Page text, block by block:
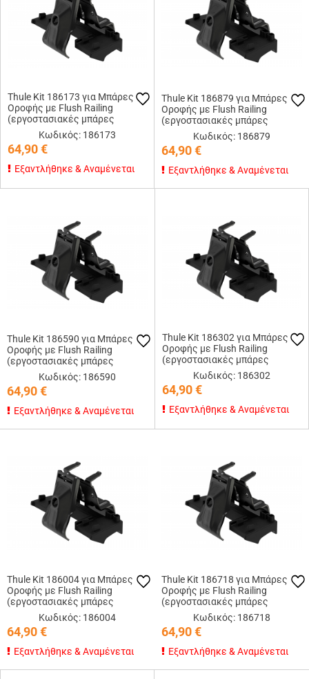
Thule Kit 186173 για Μπάρες
Οροφής με Flush Railing
(εργοστασιακές μπάρες
εφαπτόμενες στην οροφή)
Κωδικός: 186173
64,90€
Εξαντλήθηκε & Αναμένεται
Thule Kit 186879 για Μπάρες
Οροφής με Flush Railing
(εργοστασιακές μπάρες
εφαπτόμενες στην οροφή)
Κωδικός: 186879
64,90€
Εξαντλήθηκε & Αναμένεται
Thule Kit 186590 για Μπάρες
Οροφής με Flush Railing
(εργοστασιακές μπάρες
εφαπτόμενες στην οροφή)
Κωδικός: 186590
64,90€
Εξαντλήθηκε & Αναμένεται
Thule Kit 186302 για Μπάρες
Οροφής με Flush Railing
(εργοστασιακές μπάρες
εφαπτόμενες στην οροφή)
Κωδικός: 186302
64,90€
Εξαντλήθηκε & Αναμένεται
Thule Kit 186004 για Μπάρες
Οροφής με Flush Railing
(εργοστασιακές μπάρες
εφαπτόμενες στην οροφή)
Κωδικός: 186004
64,90€
Εξαντλήθηκε & Αναμένεται
Thule Kit 186718 για Μπάρες
Οροφής με Flush Railing
(εργοστασιακές μπάρες
εφαπτόμενες στην οροφή)
Κωδικός: 186718
64,90€
Εξαντλήθηκε & Αναμένεται